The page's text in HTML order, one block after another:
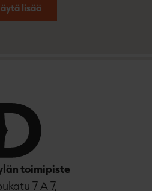
lisää
toimipiste
7 A 7,